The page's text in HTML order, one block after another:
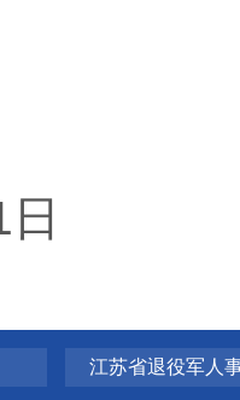
江苏省退役军人